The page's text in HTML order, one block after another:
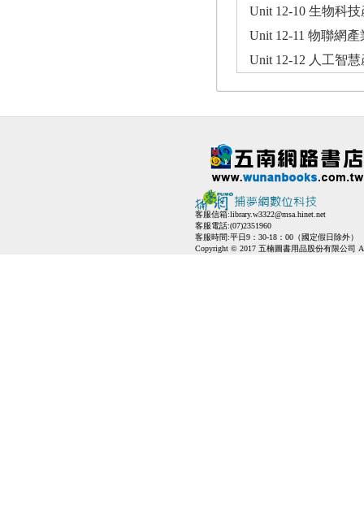
Unit 12-10 生物科
Unit 12-11 物聯網產
Unit 12-12 人工智
客服信箱:library.w3322@msa.hinet.net
客服電話:(07)2351960
客服時間:平日9：30-18：00（國定假日除外）
Copyright © 2017 五楠圖書用品股份有限公司